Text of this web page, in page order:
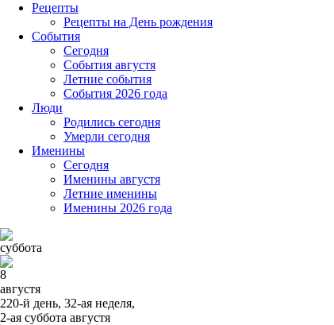
Рецепты
Рецепты на День рождения
События
Cегодня
События августя
Летние события
События 2026 года
Люди
Родились сегодня
Умерли сегодня
Именины
Cегодня
Именины августя
Летние именины
Именины 2026 года
суббота
8
августя
220-й день, 32-ая неделя,
2-ая суббота августя